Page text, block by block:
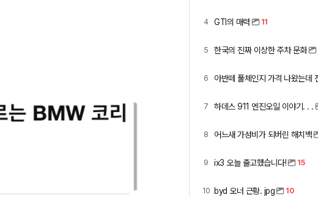
4 GTI의 매력 11
5 한국의 진짜 이상한 주차 문화
6
7 하데스 911 엔진오일 이야기. . .
8 어느새 가성비가 되버린 해치백
9 ix3 오늘 출고했습니다! 15
10 byd 오너 근황. jpg 10